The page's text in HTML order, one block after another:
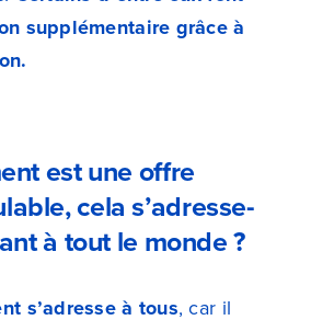
supplémentaire grâce à
est une offre
cela s’adresse-
à tout le monde ?
s’adresse à tous, car il